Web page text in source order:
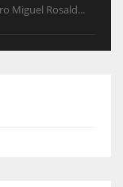
Miguel Rosald...